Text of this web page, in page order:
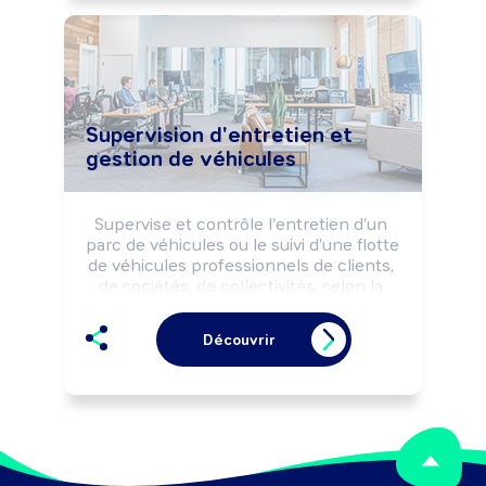
des prestations avec le maître
d'ouvrage et/ou le maître d'oeuvre.
Supervision d'entretien et
gestion de véhicules
Supervise et contrôle l'entretien d'un
parc de véhicules ou le suivi d'une flotte
de véhicules professionnels de clients,
de sociétés, de collectivités, selon la
impératifs de coût, délai et qualité.
Découvrir